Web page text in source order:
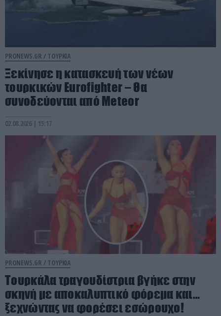
PRONEWS.GR / ΤΟΥΡΚΙΑ
Ξεκίνησε η κατασκευή των νέων
τουρκικών Eurofighter – Θα
συνοδεύονται από Meteor
02.08.2026 | 15:17
PRONEWS.GR / ΤΟΥΡΚΙΑ
Τουρκάλα τραγουδίστρια βγήκε στην
σκηνή με αποκαλυπτικό φόρεμα και…
ξεχνώντας να φορέσει εσώρουχο!